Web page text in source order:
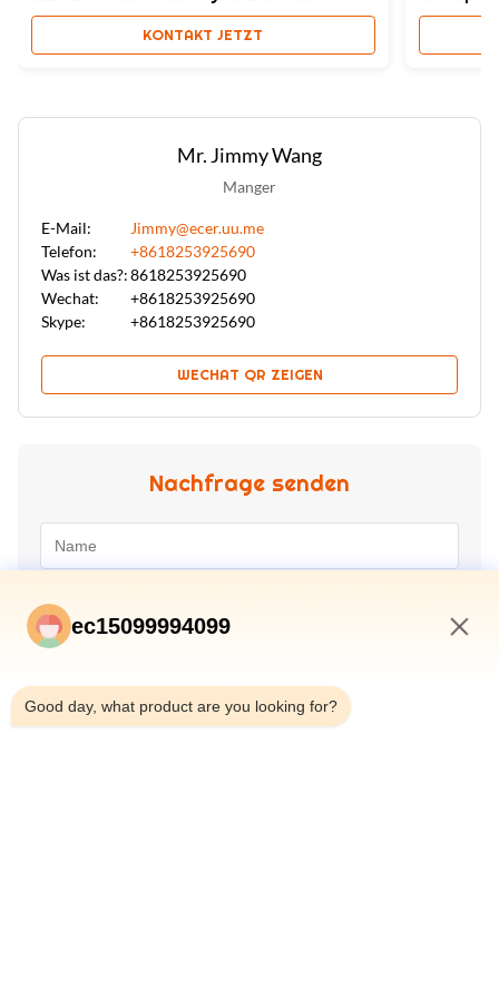
Umweltfreundlich
KONTAKT JETZT
Mr. Jimmy Wang
Manger
E-Mail:
Jimmy@ecer.uu.me
Telefon:
+8618253925690
Was ist das?:8618253925690
Wechat:
+8618253925690
Skype:
+8618253925690
WECHAT QR ZEIGEN
Nachfrage senden
ec15099994099
Good day, what product are you looking for?